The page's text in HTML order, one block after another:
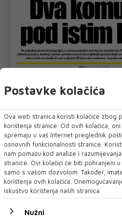
Postavke kolačića
Ova web stranica koristi kolačiće zbog
korištenja stranice. Od ovih kolačića,
spremaju u vaš Internet preglednik
osnovnih funkcionalnosti stranice.
nam pomažu kod analize i
stranice. Ovi kolačići će biti pohranjeni
samo s vašom dozvolom. Također,
korištenja ovih kolačića.
iskustvo korištenja naših stranica.
Nužni